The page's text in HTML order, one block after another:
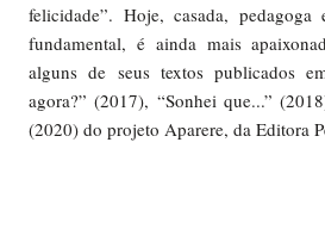
felicidade”. Hoje, casada,
fundamental, é ainda mais
alguns de seus textos publicados
agora?” (2017), “Sonhei que...”
(2020) do projeto Aparere, da Editora